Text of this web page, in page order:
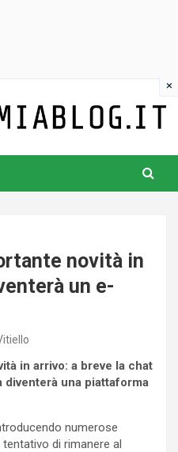
novità in
un e-
in arrivo: a breve la chat
diventerà una piattaforma
numerose
di rimanere al